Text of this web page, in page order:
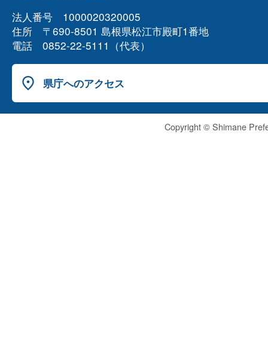
法人番号 1000020320005
住所 〒690-8501 島根県松江市殿町1番地
電話 0852-22-5111（代表）
県庁へのアクセス
Copyright © Shimane